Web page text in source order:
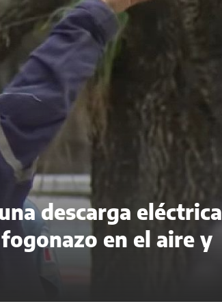
descarga eléctrica
en el aire y